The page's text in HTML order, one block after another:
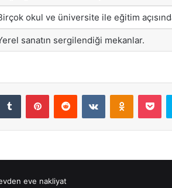
okul ve üniversite ile eğitim
sanatın sergilendiği mekanlar.
Tumblr PinterestReddit VKontakte
eve nakliyat